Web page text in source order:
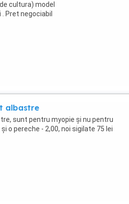
cultura) model
Pret negociabil
albastre
sunt pentru myopie și nu pentru
o pereche - 2,00, noi sigilate 75 lei